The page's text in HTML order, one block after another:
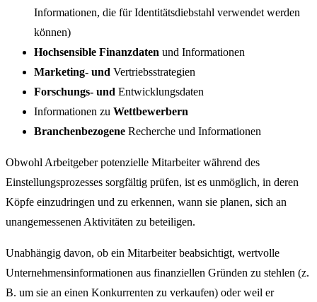
Informationen, die für Identitätsdiebstahl verwendet werden
können)
Hochsensible Finanzdaten und Informationen
Marketing- und Vertriebsstrategien
Forschungs- und Entwicklungsdaten
Informationen zu Wettbewerbern
Branchenbezogene Recherche und Informationen
Obwohl Arbeitgeber potenzielle Mitarbeiter während des
Einstellungsprozesses sorgfältig prüfen, ist es unmöglich, in deren
Köpfe einzudringen und zu erkennen, wann sie planen, sich an
unangemessenen Aktivitäten zu beteiligen.
Unabhängig davon, ob ein Mitarbeiter beabsichtigt, wertvolle
Unternehmensinformationen aus finanziellen Gründen zu stehlen (z.
B. um sie an einen Konkurrenten zu verkaufen) oder weil er